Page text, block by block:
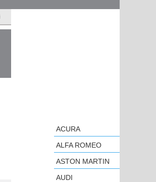
ACURA
ALFA ROMEO
ASTON MARTIN
AUDI